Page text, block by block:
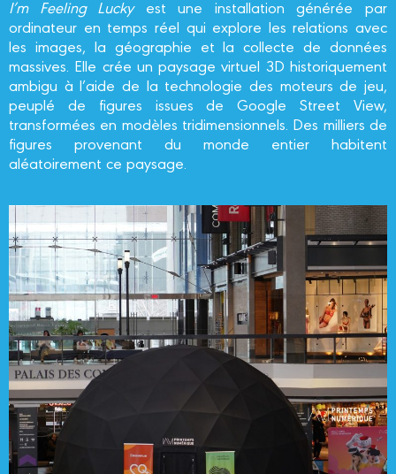
I’m Feeling Luckyest une installation générée par
ordinateur en temps réel qui explore les relations avec
les images, la géographie et la collecte de données
massives. Elle crée un paysage virtuel 3D historiquement
ambigu à l’aide de la technologie des moteurs de jeu,
peuplé de figures issues de Google Street View,
transformées en modèles tridimensionnels. Des milliers de
figures provenant du monde entier habitent
aléatoirement ce paysage.